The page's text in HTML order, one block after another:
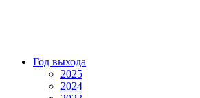
Год выхода
2025
2024